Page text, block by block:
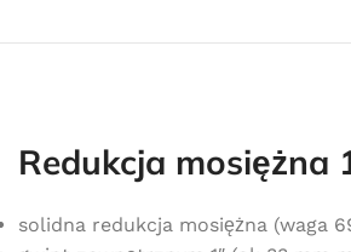
Redukcja mosiężna
solidna redukcja mosiężna (waga